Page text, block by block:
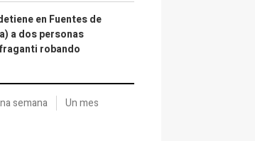
en Fuentes de
a dos personas
robando
semana Un mes